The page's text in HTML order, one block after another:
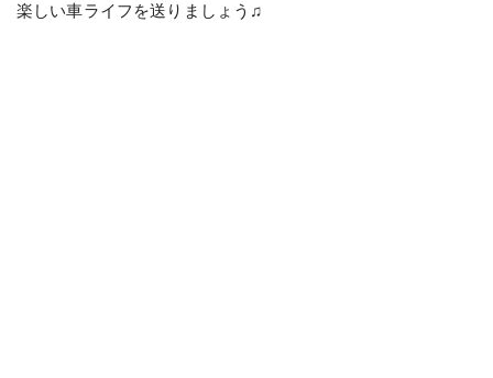
楽しい車ライフを送りましょう♫